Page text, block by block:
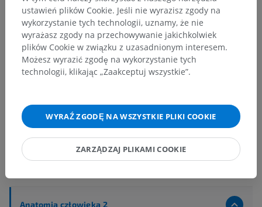
Hierarchia anatomiczna
Anatomia człowieka 2
ustawień plików Cookie. Jeśli nie wyrazisz zgody na
wykorzystanie tych technologii, uznamy, że nie
wyrażasz zgody na przechowywanie jakichkolwiek
plików Cookie w związku z uzasadnionym interesem.
Możesz wyrazić zgodę na wykorzystanie tych
technologii, klikając „Zaakceptuj wszystkie”.
WYRAŹ ZGODĘ NA WSZYSTKIE PLIKI COOKIE
ZARZĄDZAJ PLIKAMI COOKIE